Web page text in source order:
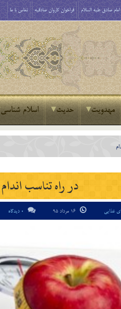
صادق علیه السلام فراخوان کاروان صادقیه تماس با ما
مهدویت حدیث اسلام شناسی
در راه تناسب اندام
غذایی 0 دیدگاه